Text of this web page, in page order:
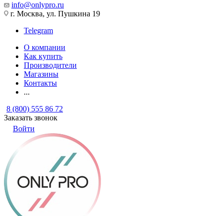
info@onlypro.ru
г. Москва, ул. Пушкина 19
Telegram
О компании
Как купить
Производители
Магазины
Контакты
...
8 (800) 555 86 72
Заказать звонок
Войти